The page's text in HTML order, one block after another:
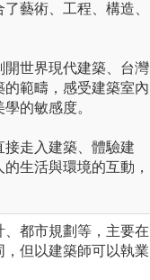
藝術、工程、構造、
開世界現代建築、台灣
範疇，感受建築室內
的敏感度。
走入建築、體驗建
生活與環境的互動，
都市規劃等，主要在
但以建築師可以執業